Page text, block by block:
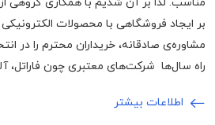
بر ایجاد فروشگاهی با محصولات
مشاوره‌ی صادقانه، خریداران محترم را در
راه سال‌ها شرکت‌های معتبری چون فاراتل،
اطلاعات بیشتر